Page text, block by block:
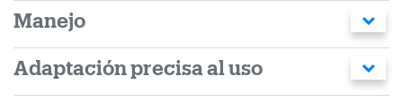
Manejo
Adaptación precisa al uso